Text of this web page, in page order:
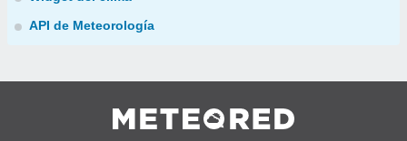
API de Meteorología